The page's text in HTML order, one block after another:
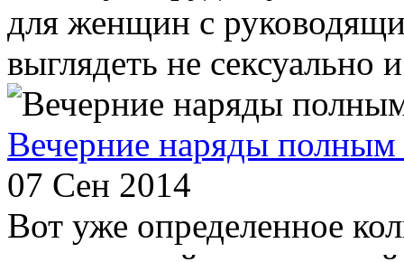
для женщин с
выглядеть не сексуально
Вечерние наряды
07 Сен 2014
Вот уже определенное